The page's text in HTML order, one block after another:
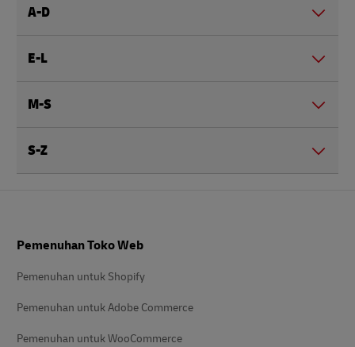
A-D
E-L
M-S
S-Z
Pemenuhan Toko Web
Pemenuhan untuk Shopify
Pemenuhan untuk Adobe Commerce
Pemenuhan untuk WooCommerce